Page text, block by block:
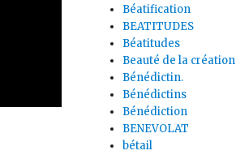
Béatification
BEATITUDES
Béatitudes
Beauté de la création
Bénédictin.
Bénédictins
Bénédiction
BENEVOLAT
bétail